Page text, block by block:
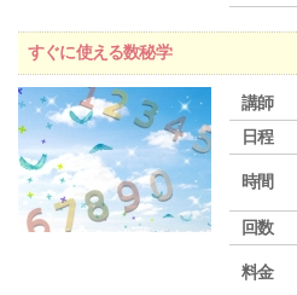
すぐに使える数秘学
講師
日程
時間
回数
料金